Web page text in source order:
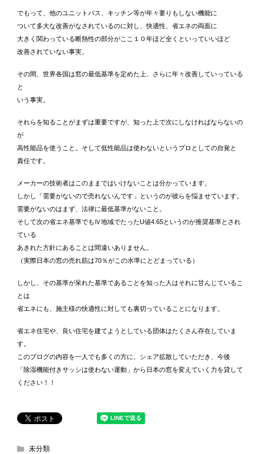
でもって、他のユニットバス、キッチン等が年々要りもしない機能に
ついて多大な改善がなされているのに対し、快適性、省エネの両面に
大きく関わっている断熱性の部分がここ１０年ほど全くといっていいほど
改善されていない事実。
その間、世界各国は窓の最低基準を定めた上、さらに年々改善していっている
と
いう事実。
それらを知ることがまずは重要ですが、知った上で次にしなければならないの
が
高性能品を使うこと。そして低性能品は使わないというプロとしての自覚と
責任です。
メーカーの技術者はこのままではいけないことは分かっています。
しかし「需要がないので売れないんです」というのが彼らを悩ませています。
需要がないのはまず、法律に最低基準がないこと。
そして次の省エネ基準でもⅣ地域でたったU値4.65というのが推奨基準とされ
ている
あきれた方針にあることは間違いありません。
（実際日本の窓の売れ筋は70％がこの水準にとどまっている）
しかし、その基準が呆れた基準であることを知った人はそれに甘んじているこ
とは
省エネにも、施主様の快適性に対しても裏切っていることになります。
省エネ住宅や、良い住宅を建てようとしている団体はたくさん存在していま
す。
このブログの内容を一人でも多くの方に、シェア拡散していただき、今後
「除湿機能付きサッシは使わない運動」から日本の窓を変えていく力を貸して
ください！！
未分類